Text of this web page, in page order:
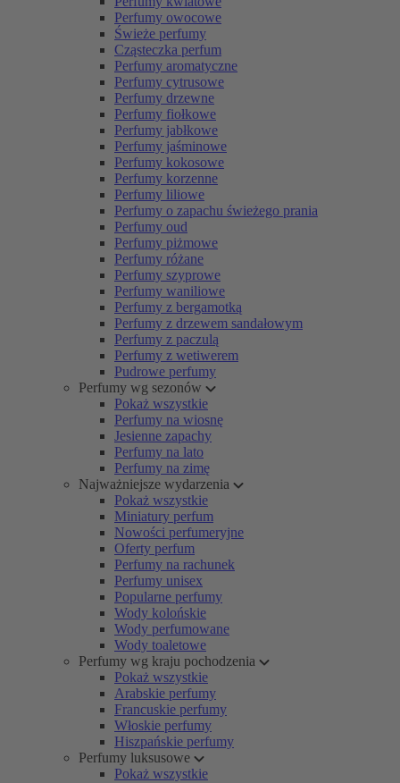
Perfumy owocowe
Świeże perfumy
Cząsteczka perfum
Perfumy aromatyczne
Perfumy cytrusowe
Perfumy drzewne
Perfumy fiołkowe
Perfumy jabłkowe
Perfumy jaśminowe
Perfumy kokosowe
Perfumy korzenne
Perfumy liliowe
Perfumy o zapachu świeżego prania
Perfumy oud
Perfumy piżmowe
Perfumy różane
Perfumy szyprowe
Perfumy waniliowe
Perfumy z bergamotką
Perfumy z drzewem sandałowym
Perfumy z paczulą
Perfumy z wetiwerem
Pudrowe perfumy
Perfumy wg sezonów
Pokaż wszystkie
Perfumy na wiosnę
Jesienne zapachy
Perfumy na lato
Perfumy na zimę
Najważniejsze wydarzenia
Pokaż wszystkie
Miniatury perfum
Nowości perfumeryjne
Oferty perfum
Perfumy na rachunek
Perfumy unisex
Popularne perfumy
Wody kolońskie
Wody perfumowane
Wody toaletowe
Perfumy wg kraju pochodzenia
Pokaż wszystkie
Arabskie perfumy
Francuskie perfumy
Włoskie perfumy
Hiszpańskie perfumy
Perfumy luksusowe
Pokaż wszystkie